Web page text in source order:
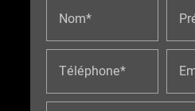
Nom*
Téléphone*